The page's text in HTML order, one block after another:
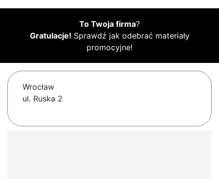
To Twoja firma?
Gratulacje! Sprawdź jak odebrać materiały
promocyjne!
Wrocław
ul. Ruska 2